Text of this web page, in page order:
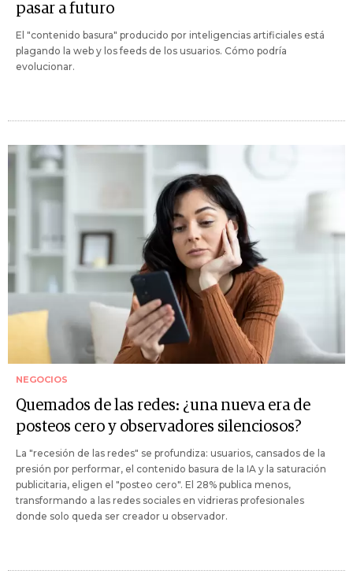
pasar a futuro
El "contenido basura" producido por inteligencias artificiales está
plagando la web y los feeds de los usuarios. Cómo podría
evolucionar.
NEGOCIOS
Quemados de las redes: ¿una nueva era de
posteos cero y observadores silenciosos?
La "recesión de las redes" se profundiza: usuarios, cansados de la
presión por performar, el contenido basura de la IA y la saturación
publicitaria, eligen el "posteo cero". El 28% publica menos,
transformando a las redes sociales en vidrieras profesionales
donde solo queda ser creador u observador.